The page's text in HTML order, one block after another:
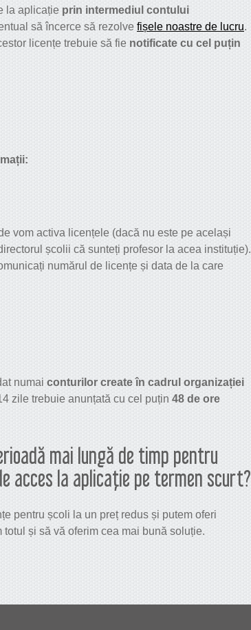
la aplicație prin intermediul contului
să încerce să rezolve fișele noastre de lucru.
licențe trebuie să fie notificate cu cel puțin
vom activa licențele (dacă nu este pe același
școlii că sunteți profesor la acea instituție).
numărul de licențe și data de la care
numai conturilor create în cadrul organizației
zile trebuie anunțată cu cel puțin 48 de ore
mai lungă de timp pentru
acces la aplicație pe termen scurt?
pentru școli la un preț redus și putem oferi
și să vă oferim cea mai bună soluție.